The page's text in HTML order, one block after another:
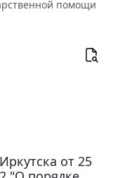
помощи
от 25